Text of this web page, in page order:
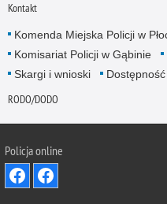
Kontakt
Komenda Miejska Policji w
Komisariat Policji w Gąbinie
Skargi i wnioski
RODO/DODO
Policja online